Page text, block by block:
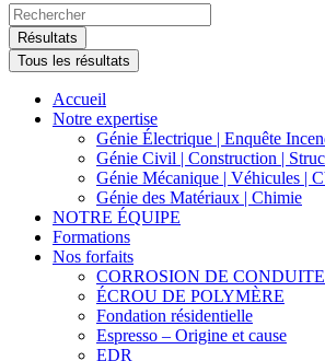
Search
...Résultats
Tous les résultats
Accueil
Notre expertise
Génie Électrique | Enquête
Génie Civil | Construction |
Génie Mécanique | Véhicules |
Génie des Matériaux | Chimie
NOTRE ÉQUIPE
Formations
Nos forfaits
CORROSION DE
ÉCROU DE POLYMÈRE
Fondation résidentielle
Espresso – Origine et cause
EDR